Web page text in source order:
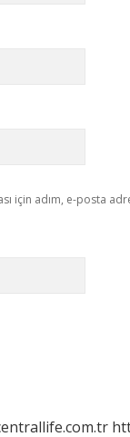
için adım, e-posta